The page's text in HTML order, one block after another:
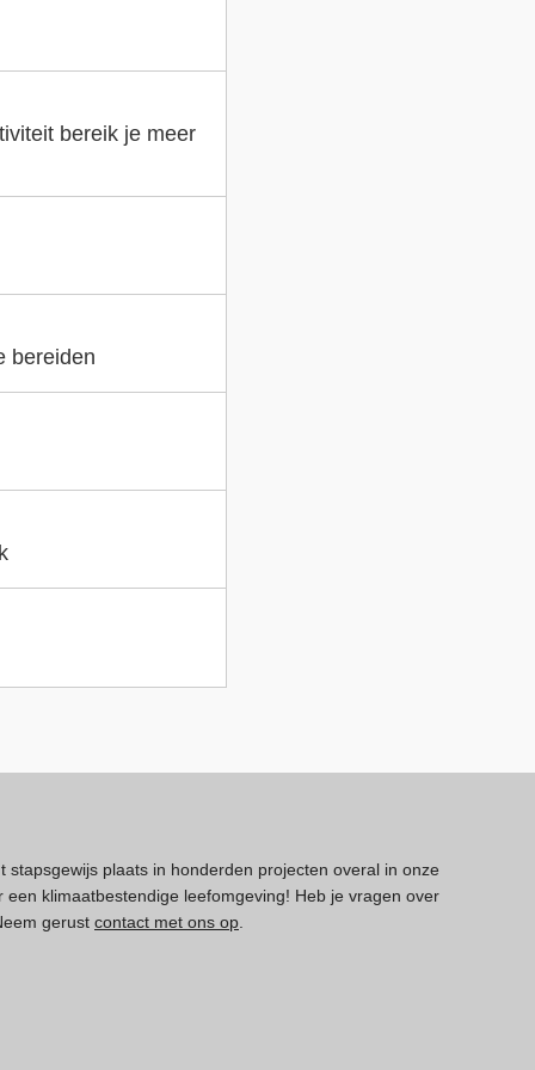
bereik je meer
bereiden
stapsgewijs plaats in honderden projecten overal in onze
klimaatbestendige leefomgeving! Heb je vragen over
gerust contact met ons op